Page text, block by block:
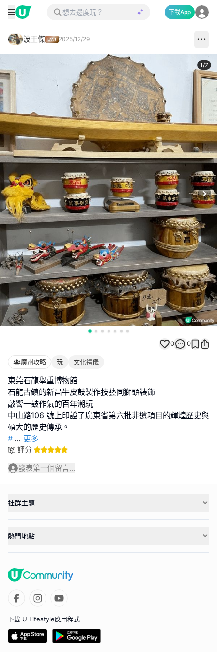
下載App
波王傑 2025/12/29
1/7
0 0
廣州攻略 玩 文化禮儀
東莞石龍舉重博物館
石龍古鎮的新昌牛皮鼓製作技藝同獅頭裝飾
敲響一鼓作氣的百年潮玩
中山路106 號上印證了廣東省第六批非遺項目的輝煌歷史與
# ... 更多
評分
發表第一個留言...
社群主題
熱門地點
下載 U Lifestyle應用程式